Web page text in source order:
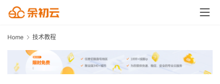
Home 技术教程